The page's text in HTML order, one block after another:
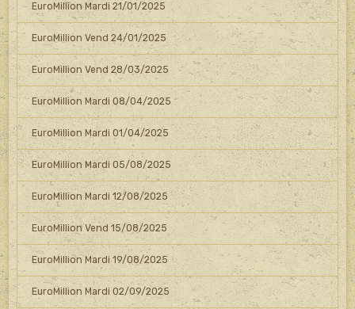
EuroMillion Mardi 21/01/2025
EuroMillion Vend 24/01/2025
EuroMillion Vend 28/03/2025
EuroMillion Mardi 08/04/2025
EuroMillion Mardi 01/04/2025
EuroMillion Mardi 05/08/2025
EuroMillion Mardi 12/08/2025
EuroMillion Vend 15/08/2025
EuroMillion Mardi 19/08/2025
EuroMillion Mardi 02/09/2025